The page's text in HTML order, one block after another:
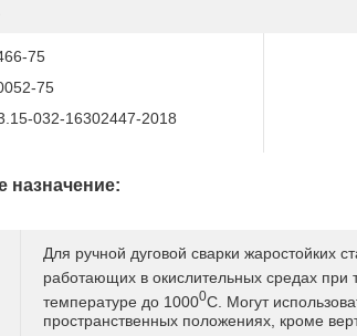
75
75
032-16302447-2018
назначение:
Для ручной дуговой сварки
работающих в окислительных средах при
температуре до 10000С. Могут
пространственных положениях, кроме